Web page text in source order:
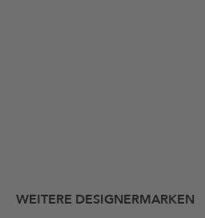
WEITERE DESIGNERMARKEN